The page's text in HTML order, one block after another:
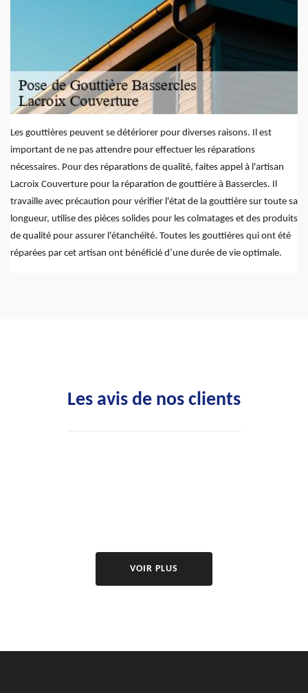
Les gouttières peuvent se détériorer pour diverses raisons. Il est
important de ne pas attendre pour effectuer les réparations
nécessaires. Pour des réparations de qualité, faites appel à l'artisan
Lacroix Couverture pour la réparation de gouttière à Bassercles. Il
travaille avec précaution pour vérifier l'état de la gouttière sur toute sa
longueur, utilise des pièces solides pour les colmatages et des produits
de qualité pour assurer l'étanchéité. Toutes les gouttières qui ont été
réparées par cet artisan ont bénéficié d’une durée de vie optimale.
Les avis de nos clients
VOIR PLUS